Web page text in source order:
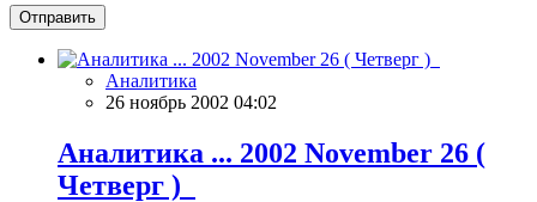
Отправить
Аналитика
26 ноябрь 2002 04:02
Аналитика ... 2002 November 26 (
Четверг )